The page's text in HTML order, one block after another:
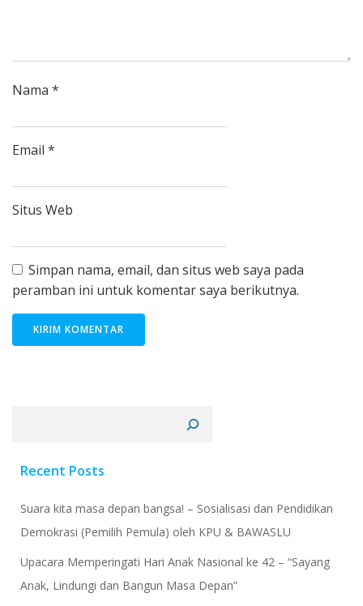
Nama *
Email *
Situs Web
Simpan nama, email, dan situs web saya pada
peramban ini untuk komentar saya berikutnya.
Recent Posts
Suara kita masa depan bangsa! – Sosialisasi dan Pendidikan
Demokrasi (Pemilih Pemula) oleh KPU & BAWASLU
Upacara Memperingati Hari Anak Nasional ke 42 – “Sayang
Anak, Lindungi dan Bangun Masa Depan”